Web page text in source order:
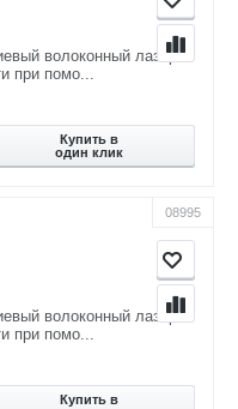
волоконный лазер с
при помо...
Купить в
один клик
08995
волоконный лазер с
при помо...
Купить в